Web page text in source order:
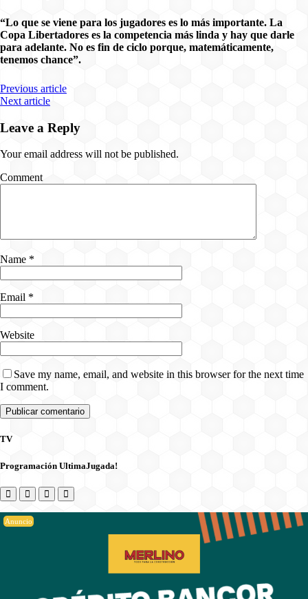
“Lo que se viene para los jugadores es lo más importante. La
Copa Libertadores es la competencia más linda y hay que darle
para adelante. No es fin de ciclo porque, matemáticamente,
tenemos chance”.
Previous article
Next article
Leave a Reply
Your email address will not be published.
Comment
Name *
Email *
Website
Save my name, email, and website in this browser for the next time
I comment.
TV
Programación UltimaJugada!
Anuncio